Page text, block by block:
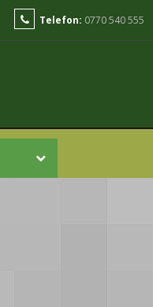
Telefon: 0770 540 555